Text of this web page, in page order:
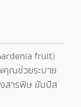
fruit)
คุณช่วยระบาย
งสารพิษ ขับปัส